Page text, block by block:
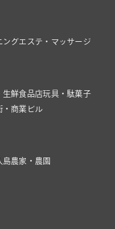
ングエステ・マッサージ
生鮮食品店玩具・駄菓子
・商業ビル
島農家・農園